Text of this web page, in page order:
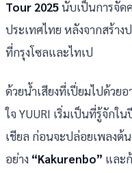
Tour 2025นับเป็นการจัด
ประเทศไทย หลังจากสร้า
ที่กรุงโซลและไทเป
ด้วยน้ำเสียงที่เปี่ยมไปด้วย
ใจ YUURI เริ่มเป็นที่รู้จักใ
เชียล ก่อนจะปล่อยเพลงต้
อย่าง “Kakurenbo” และ